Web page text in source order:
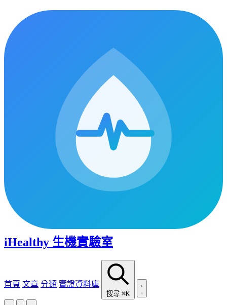
iHealthy 生機實驗室
首頁 文章 分類 實證資料庫
搜尋 ⌘K